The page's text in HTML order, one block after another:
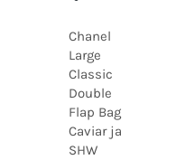
Chanel
Large
Classic
Double
Flap Bag
Caviar ja
SHW